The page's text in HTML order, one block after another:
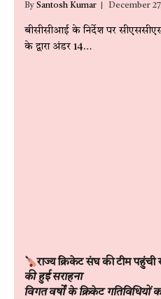
By Santosh Kumar December
बीसीसीआई के निर्देश पर
के द्वारा अंडर 14…
राज्य क्रिकेट संघ की टीम पहुंची
की हुई सराहना
विगत वर्षों के क्रिकेट